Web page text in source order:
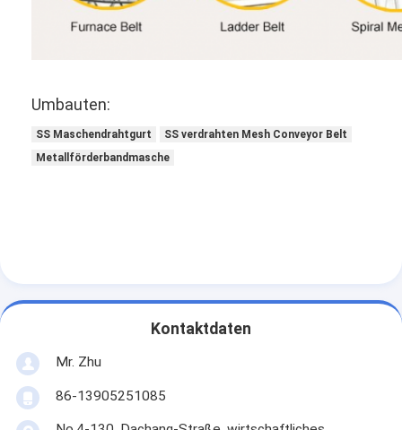
Umbauten:
SS Maschendrahtgurt
SS verdrahten Mesh Conveyor Belt
Metallförderbandmasche
Kontaktdaten
Mr. Zhu
86-13905251085